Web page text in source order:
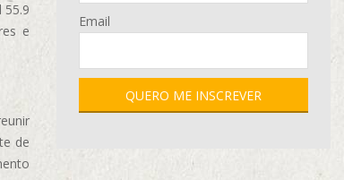
55.9
e
de
Email